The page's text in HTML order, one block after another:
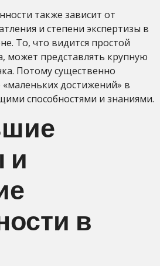
также зависит от
и степени экспертизы в
То, что видится простой
может представлять крупную
Потому существенно
достижений» в
способностями и знаниями.
и
в